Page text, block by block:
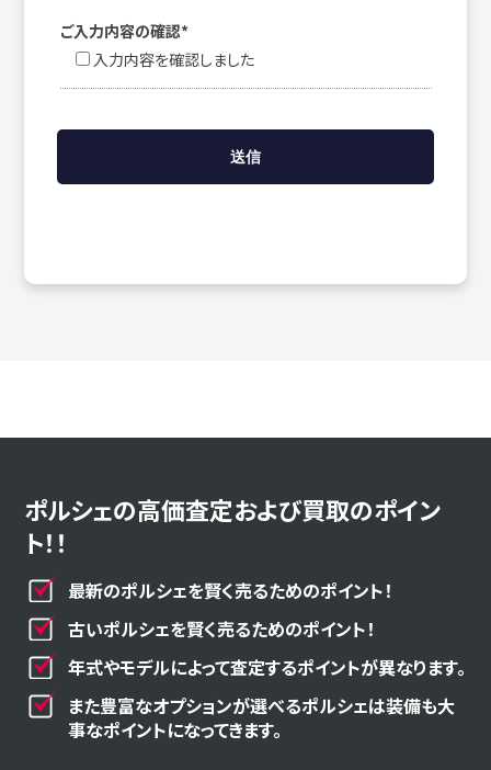
ご入力内容の確認*
入力内容を確認しました
ポルシェの高価査定および買取のポイン
ト！！
最新のポルシェを賢く売るためのポイント！
古いポルシェを賢く売るためのポイント！
年式やモデルによって査定するポイントが異なります。
また豊富なオプションが選べるポルシェは装備も大
事なポイントになってきます。